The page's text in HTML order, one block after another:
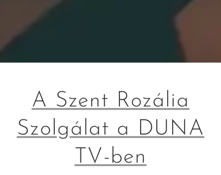
A Szent Rozália
Szolgálat a DUNA
TV-ben